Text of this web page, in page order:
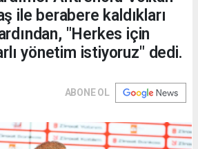
ile berabere kaldıkları
"Herkes için
yönetim istiyoruz" dedi.
ABONE OL